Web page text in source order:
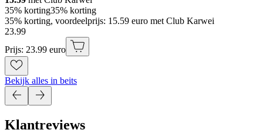
35% korting35% korting
35% korting, voordeelprijs: 15.59 euro met Club Karwei
23.99
Prijs: 23.99 euro
Bekijk alles in beits
Klantreviews